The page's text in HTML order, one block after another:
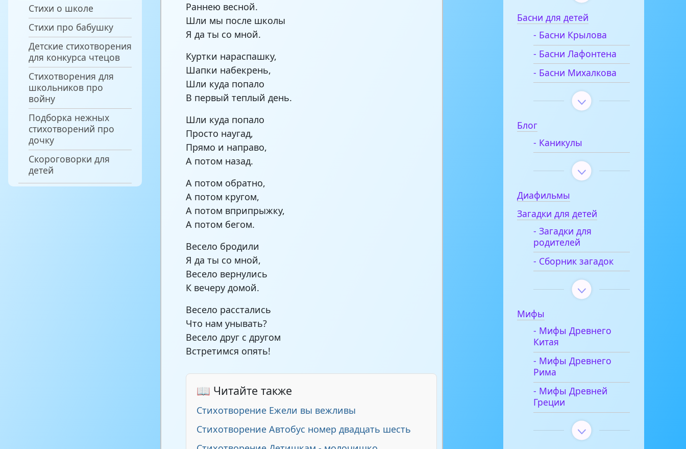
Стихи о школе
Стихи про бабушку
Детские стихотворения
для конкурса чтецов
Стихотворения для
школьников про
войну
Подборка нежных
стихотворений про
дочку
Скороговорки для
детей
Раннею весной.
Шли мы после школы
Я да ты со мной.
Куртки нараспашку,
Шапки набекрень,
Шли куда попало
В первый теплый день.
Шли куда попало
Просто наугад,
Прямо и направо,
А потом назад.
А потом обратно,
А потом кругом,
А потом вприпрыжку,
А потом бегом.
Весело бродили
Я да ты со мной,
Весело вернулись
К вечеру домой.
Весело расстались
Что нам унывать?
Весело друг с другом
Встретимся опять!
📖 Читайте также
Стихотворение Ежели вы вежливы
Стихотворение Автобус номер двадцать шесть
Басни для детей
- Басни Крылова
- Басни Лафонтена
- Басни Михалкова
Блог
- Каникулы
Диафильмы
Загадки для детей
- Загадки для
родителей
- Сборник загадок
Мифы
- Мифы Древнего
Китая
- Мифы Древнего
Рима
- Мифы Древней
Греции